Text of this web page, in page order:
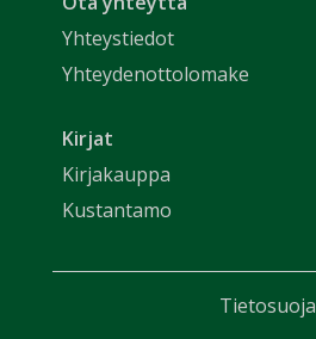
Yhteystiedot
Yhteydenottolomake
Kirjat
Kirjakauppa
Kustantamo
Tietosuoja